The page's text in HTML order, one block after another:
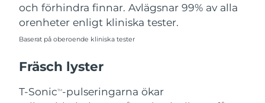
och förhindra finnar. Avlägsnar 99% av alla
orenheter enligt kliniska tester.
Baserat på oberoende kliniska tester
Fräsch lyster
T-SonicTM-pulseringarna ökar
Rumänien Förväntad leverans
Ryssland
Saudiarabien
Singapore 8/12/26